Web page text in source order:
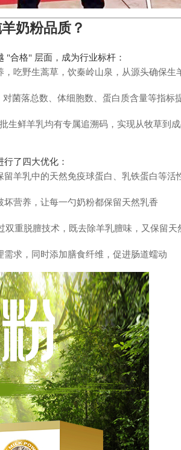
奶粉品质？
"合格" 层面，成为行业标杆：
吃野生蒿草，饮秦岭山泉，从源头确保生
菌落总数、体细胞数、蛋白质含量等指
生鲜羊乳均有专属追溯码，实现从牧草到
了四大优化：
羊乳中的天然免疫球蛋白、乳铁蛋白等
坏营养，让每一勺奶粉都保留天然乳香
双重脱膻技术，既去除羊乳膻味，又保留
求，同时添加膳食纤维，促进肠道蠕动